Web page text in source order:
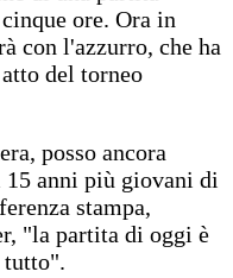
ore. Ora in
con l'azzurro, che ha
del torneo
posso ancora
15 anni più giovani di
stampa,
"la partita di oggi è
tutto".